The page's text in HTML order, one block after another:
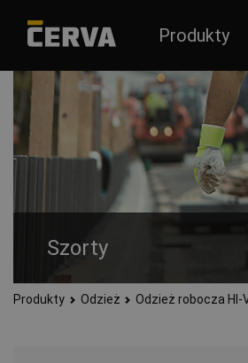
Produkty
Szorty
Funkcjonalne, nowoczesne i
Produkty Odzież Odzież robocza HI-